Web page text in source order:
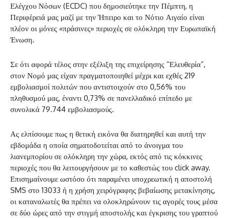
Ελέγχου Νόσων (ECDC) που δημοσιεύτηκε την Πέμπτη, η
Περιφέρειά μας μαζί με την Ήπειρο και το Νότιο Αιγαίο είναι
πλέον οι μόνες «πράσινες» περιοχές σε ολόκληρη την Ευρωπαϊκή
Ένωση.
Σε ότι αφορά τέλος στην εξέλιξη της επιχείρησης “Ελευθερία”,
στον Νομό μας είχαν πραγματοποιηθεί μέχρι και εχθές 219
εμβολιασμοί πολιτών που αντιστοιχούν στο 0,56% του
πληθυσμού μας, έναντι 0,73% σε πανελλαδικό επίπεδο με
συνολικά 79.744 εμβολιασμούς.
Ας ελπίσουμε πως η θετική εικόνα θα διατηρηθεί και αυτή την
εβδομάδα η οποία σηματοδοτείται από το άνοιγμα του
λιανεμπορίου σε ολόκληρη την χώρα, εκτός από τις κόκκινες
περιοχές που θα λειτουργήσουν με το καθεστώς του click away.
Επισημαίνουμε ωστόσο ότι παραμένει υποχρεωτική η αποστολή
SMS στο 13033 ή η χρήση χειρόγραφης βεβαίωσης μετακίνησης,
οι καταναλωτές θα πρέπει να ολοκληρώνουν τις αγορές τους μέσα
σε δύο ώρες από την στιγμή αποστολής και έγκρισης του γραπτού